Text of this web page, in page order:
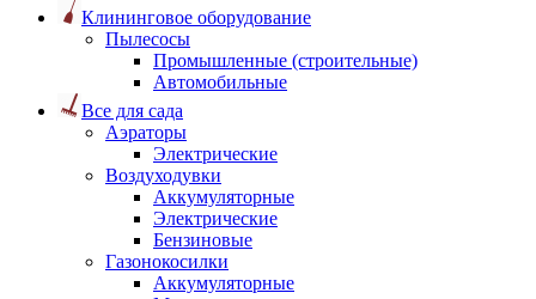
Клининговое оборудование
Пылесосы
Промышленные (строительные)
Автомобильные
Все для сада
Аэраторы
Электрические
Воздуходувки
Аккумуляторные
Электрические
Бензиновые
Газонокосилки
Аккумуляторные